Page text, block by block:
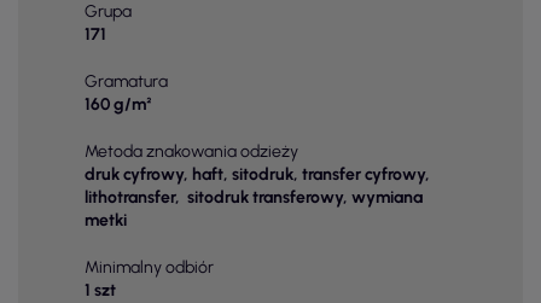
Grupa
171
Gramatura
160 g/m²
Metoda znakowania odzieży
druk cyfrowy, haft, sitodruk, transfer cyfrowy,
lithotransfer, sitodruk transferowy, wymiana
metki
Minimalny odbiór
1 szt